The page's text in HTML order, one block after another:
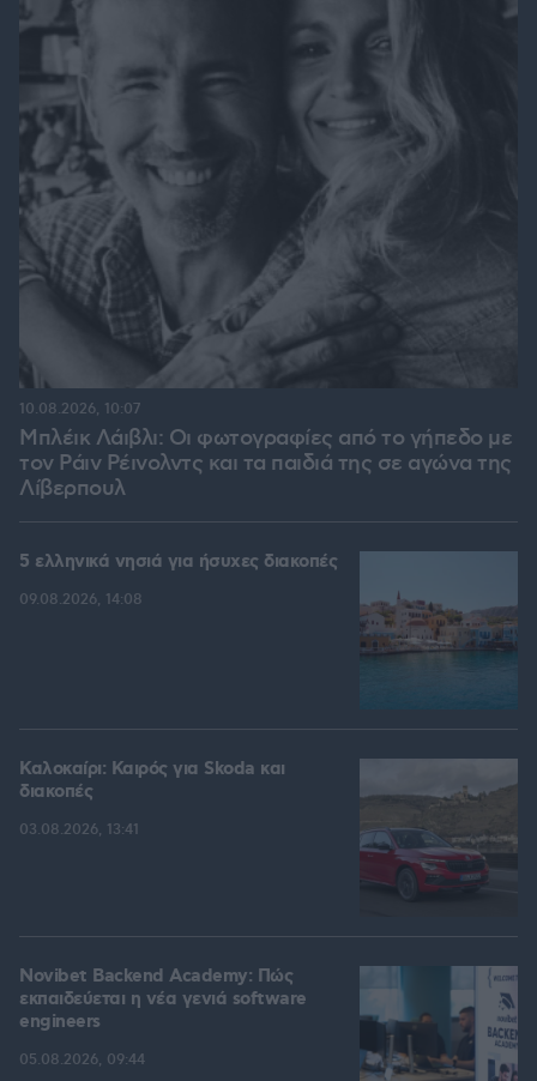
Μπλέικ Λάιβλι: Οι φωτογραφίες από το γήπεδο με
τον Ράιν Ρέινολντς και τα παιδιά της σε αγώνα της
Λίβερπουλ
10.08.2026, 10:07
5 ελληνικά νησιά για ήσυχες διακοπές
09.08.2026, 14:08
Καλοκαίρι: Καιρός για Skoda και
διακοπές
03.08.2026, 13:41
Novibet Backend Academy: Πώς
εκπαιδεύεται η νέα γενιά software
engineers
05.08.2026, 09:44